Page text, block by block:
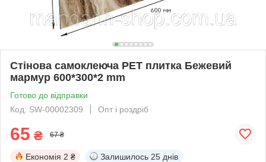
Стінова самоклеюча РЕТ плитка Бежевий
мармур 600*300*2 mm
Готово до відправки
Код: SW-00002309
Опт і роздріб
65 ₴ 67 ₴
Економія 2 ₴ Залишилось 25 днів